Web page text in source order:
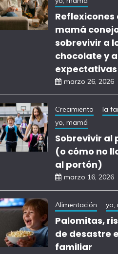
Reflexicones
mamá
sobrevivir a
chocolate y
expectativas
marzo 26, 2026
Crecimiento
la
yo, mamá
Sobrevivir al
(o cómo no
al portón)
marzo 16, 2026
Alimentación yo,
Palomitas,
de desastre
familiar